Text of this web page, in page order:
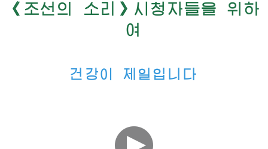
《조선의 소리》시청자들을 위하
여
건강이 제일입니다